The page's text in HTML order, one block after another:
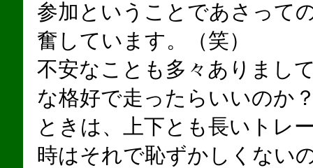
参加ということであさって
奮しています。（笑）
不安なことも多々ありまし
な格好で走ったらいいのか
ときは、上下とも長いトレ
時はそれで恥ずかしくない